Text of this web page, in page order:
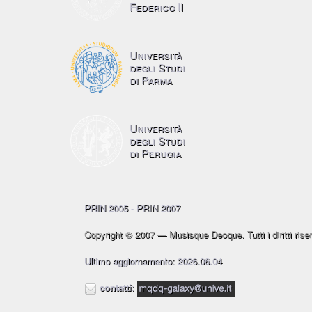
Federico II
Università
degli Studi
di Parma
Università
degli Studi
di Perugia
PRIN 2005 - PRIN 2007
Copyright © 2007 — Musisque Deoque. Tutti i diritti
Ultimo aggiornamento: 2026.06.04
contatti: